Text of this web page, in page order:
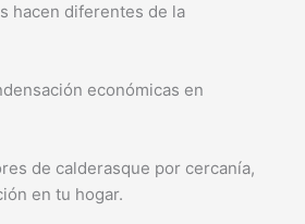
hacen diferentes de la
económicas en
de calderasque por cercanía,
en tu hogar.